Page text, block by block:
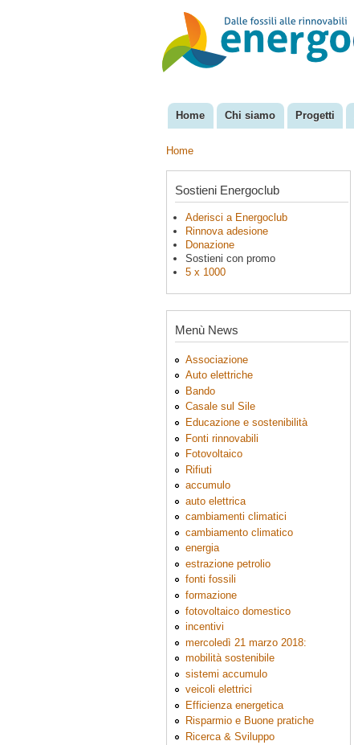
EnergoClub
per la
riconversione
del sistema
Menu principale
Home Chi siamo Progetti
Home
Sostieni Energoclub
Aderisci a Energoclub
Rinnova adesione
Donazione
Sostieni con promo
5 x 1000
Menù News
Associazione
Auto elettriche
Bando
Casale sul Sile
Educazione e sostenibilità
Fonti rinnovabili
Fotovoltaico
Rifiuti
accumulo
auto elettrica
cambiamenti climatici
cambiamento climatico
energia
estrazione petrolio
fonti fossili
formazione
fotovoltaico domestico
incentivi
mercoledì 21 marzo 2018:
mobilità sostenibile
sistemi accumulo
veicoli elettrici
Efficienza energetica
Risparmio e Buone pratiche
Ricerca & Sviluppo